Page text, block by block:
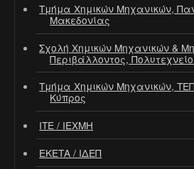
Τμήμα Χημικών Μηχανικών,
Μακεδονίας
Σχολή Χημικών Μηχανικών &
Περιβάλλοντος,
Τμήμα Χημικών Μηχανικών,
Κύπρος
ΙΤΕ / ΙΕΧΜΗ
ΕΚΕΤΑ / ΙΔΕΠ